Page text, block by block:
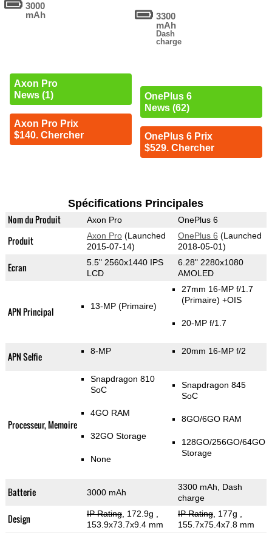
3000
mAh
Axon Pro
News (1)
Axon Pro Prix
$140. Chercher
3300
mAh
Dash
charge
OnePlus 6
News (62)
OnePlus 6 Prix
$529. Chercher
Spécifications Principales
Nom du Produit Axon Pro OnePlus 6
Produit Axon Pro(Launched
2015-07-14)
OnePlus 6 (Launched
2018-05-01)
Ecran
5.5" 2560x1440 IPS
LCD
6.28" 2280x1080
AMOLED
APN Principal 13-MP (Primaire)
27mm 16-MP f/1.7
(Primaire) +OIS
20-MP f/1.7
APN Selfie 8-MP 20mm 16-MP f/2
Processeur, Memoire
Snapdragon 810
SoC
4GO RAM
32GO Storage
None
Snapdragon 845
SoC
8GO/6GO RAM
128GO/256GO/64GO
Storage
Batterie 3000 mAh
3300 mAh, Dash
charge
Design IP Rating, 172.9g
153.9x73.7x9.4 mm
IP Rating, 177g
155.7x75.4x7.8 mm